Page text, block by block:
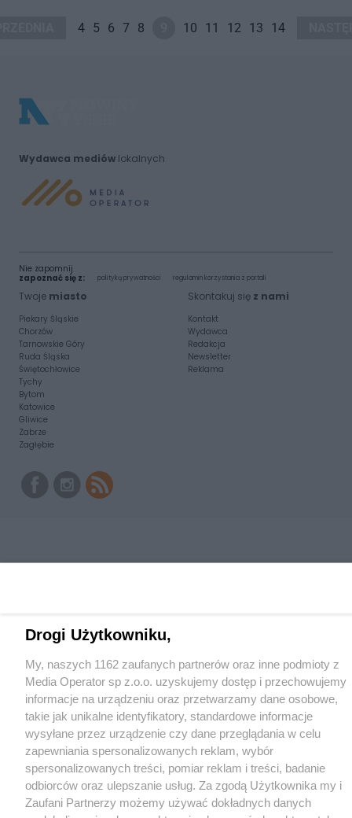
4 5 6 7 8 10 11 12 13 14
Wydawca mediówlokalnych
Nie zapomnij
zapoznać się z:
polityką prywatności regulamin korzystania z portali
Twoje miasto
Piekary Śląskie
Chorzów
Tarnowskie Góry
Ruda Śląska
Świętochłowice
Tychy
Bytom
Katowice
Gliwice
Zabrze
Zagłębie
Skontakuj się z nami
Kontakt
Wydawca
Redakcja
Newsletter
Reklama
Drogi Użytkowniku,
My, naszych 1162 zaufanych partnerów oraz inne podmioty z
Media Operator sp z.o.o. uzyskujemy dostęp i przechowujemy
informacje na urządzeniu oraz przetwarzamy dane osobowe,
takie jak unikalne identyfikatory, standardowe informacje
wysyłane przez urządzenie czy dane przeglądania w celu
zapewniania spersonalizowanych reklam, wybór
spersonalizowanych treści, pomiar reklam i treści, badanie
odbiorców oraz ulepszanie usług. Za zgodą Użytkownika my i
Zaufani Partnerzy możemy używać dokładnych danych